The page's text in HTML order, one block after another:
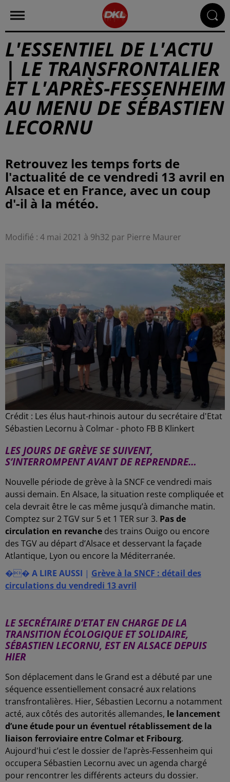
L'ESSENTIEL DE L'ACTU
| LE TRANSFRONTALIER
ET L'APRÈS-FESSENHEIM
AU MENU DE SÉBASTIEN
LECORNU
Retrouvez les temps forts de
l'actualité de ce vendredi 13 avril en
Alsace et en France, avec un coup
d'-il à la météo.
Modifié : 4 mai 2021 à 9h32 par Pierre Maurer
Crédit : Les élus haut-rhinois autour du secrétaire d'Etat
Sébastien Lecornu à Colmar - photo FB B Klinkert
LES JOURS DE GRÈVE SE SUIVENT,
S’INTERROMPENT AVANT DE REPRENDRE…
Nouvelle période de grève à la SNCF ce vendredi mais
aussi demain. En Alsace, la situation reste compliquée et
cela devrait être le cas même jusqu’à dimanche matin.
Comptez sur 2 TGV sur 5 et 1 TER sur 3. Pas de
circulation en revanche des trains Ouigo ou encore
des TGV au départ d’Alsace et desservant la façade
Atlantique, Lyon ou encore la Méditerranée.
�� A LIRE AUSSI | Grève à la SNCF : détail des
circulations du vendredi 13 avril
LE SECRÉTAIRE D’ETAT EN CHARGE DE LA
TRANSITION ÉCOLOGIQUE ET SOLIDAIRE,
SÉBASTIEN LECORNU, EST EN ALSACE DEPUIS
HIER
Son déplacement dans le Grand est a débuté par une
séquence essentiellement consacré aux relations
transfrontalières. Hier, Sébastien Lecornu a notamment
acté, aux côtés des autorités allemandes, le lancement
d’une étude pour un éventuel rétablissement de la
liaison ferroviaire entre Colmar et Fribourg.
Aujourd'hui c’est le dossier de l’après-Fessenheim qui
occupera Sébastien Lecornu avec un agenda chargé
pour rencontrer les différents acteurs du dossier.